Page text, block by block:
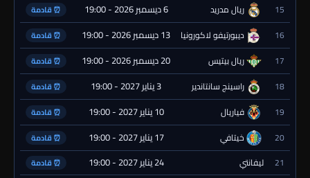
15 ريال مدريد 6 ديسمبر 2026 - 19:00 ⏰ قادمة
16 ديبورتيفو لاكورونيا 13 ديسمبر 2026 - 19:00 ⏰ قادمة
17 ريال بيتيس 20 ديسمبر 2026 - 19:00 ⏰ قادمة
18 راسينج سانتاندير 3 يناير 2027 - 19:00 ⏰ قادمة
19 فياريال 10 يناير 2027 - 19:00 ⏰ قادمة
20 خيتافي 17 يناير 2027 - 19:00 ⏰ قادمة
21 ليفانتي 24 يناير 2027 - 19:00 ⏰ قادمة